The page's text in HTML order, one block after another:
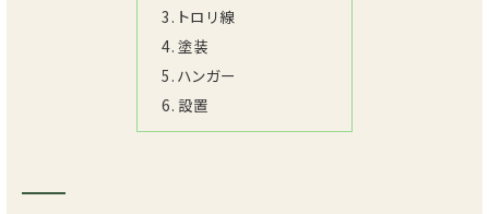
トロリ線
塗装
ハンガー
設置